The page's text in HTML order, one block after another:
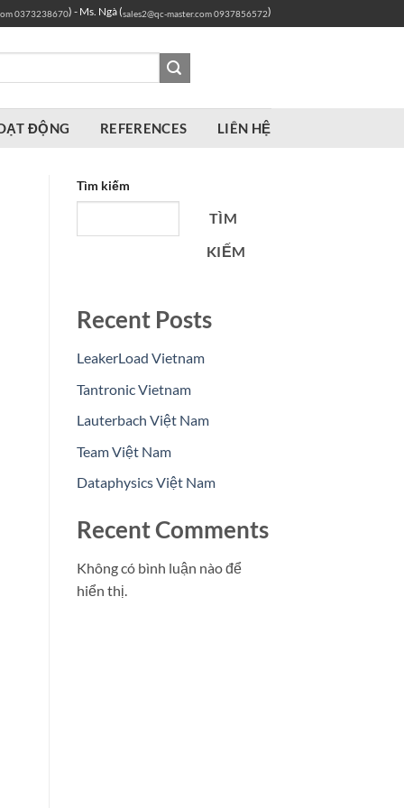
0373238670) - Ms. Ngà (sales2@qc-master.com0937856572)
ĐỘNG REFERENCES LIÊN HỆ
Tìm kiếm
TÌM
KIẾM
Recent Posts
LeakerLoad Vietnam
Tantronic Vietnam
Lauterbach Việt Nam
Team Việt Nam
Dataphysics Việt Nam
Recent Comments
Không có bình luận nào để
hiển thị.